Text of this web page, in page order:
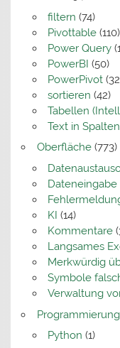
filtern (74)
Pivottable(110)
Power Query
PowerBI (50)
PowerPivot
sortieren (42)
Tabellen
Text in Spalten
Oberfläche(773)
Dateneingabe
KI (14)
Kommentare
Langsames
Merkwürdig
Symbole
Verwaltung
Programmierung
Python (1)